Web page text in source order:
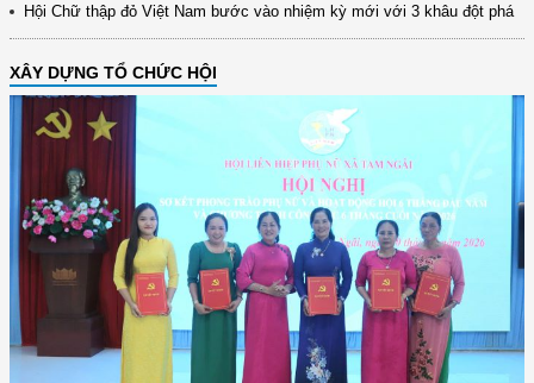
Hội Chữ thập đỏ Việt Nam bước vào nhiệm kỳ mới với 3 khâu đột phá
XÂY DỰNG TỔ CHỨC HỘI